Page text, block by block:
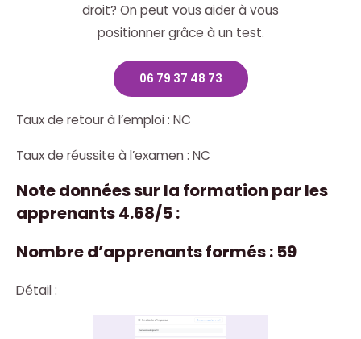
droit? On peut vous aider à vous
positionner grâce à un test.
06 79 37 48 73
Taux de retour à l’emploi : NC
Taux de réussite à l’examen : NC
Note données sur la formation par les
apprenants 4.68/5 :
Nombre d’apprenants formés : 59
Détail :